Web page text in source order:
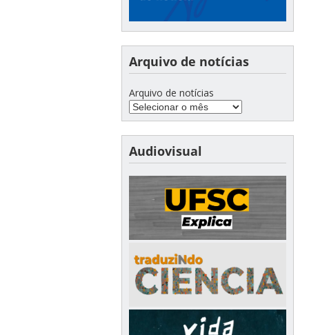
Arquivo de notícias
Arquivo de notícias
Audiovisual